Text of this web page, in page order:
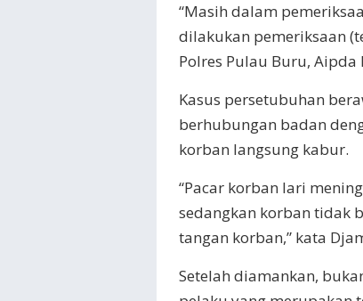
“Masih dalam
dilakukan pemeriksaan
Polres Pulau Buru, Aipda
Kasus persetubuhan
berhubungan badan
korban langsung kabur.
“Pacar korban lari
sedangkan korban tidak
tangan korban,” kata
Setelah diamankan,